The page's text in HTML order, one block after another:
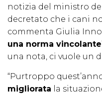
notizia del ministro
decretato che i cani
commenta Giulia
una norma vincolante
una nota, ci vuole un
“Purtroppo
migliorata la